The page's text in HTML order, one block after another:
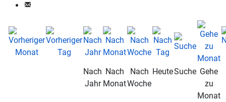
Nach
Jahr
Nach
Monat
Nach
Woche
HeuteSuche Gehe
zu
Monat